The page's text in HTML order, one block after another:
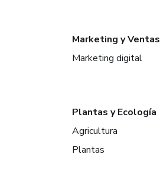
Marketing y Ventas
Marketing digital
Plantas y Ecología
Agricultura
Plantas